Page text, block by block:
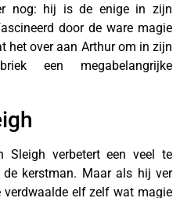
nog: hij is de enige in zijn
door de ware magie
het over aan Arthur om in zijn
een megabelangrijke
Sleigh verbetert een veel te
kerstman. Maar als hij ver
verdwaalde elf zelf wat magie